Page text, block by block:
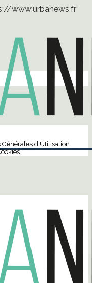
www.urbanews.fr
d’Utilisation